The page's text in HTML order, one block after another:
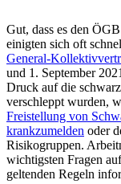
Gut, dass es den
einigten sich oft
General-
und 1. September
Druck auf die
verschleppt wurden,
Freistellung von
krankzumelden oder
Risikogruppen.
wichtigsten Fragen
geltenden Regeln